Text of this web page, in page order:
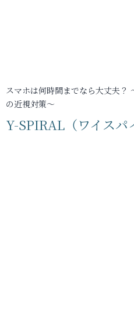
スマホは何時間までなら大丈夫？
の近視対策～
Y-SPIRAL（ワイスパ